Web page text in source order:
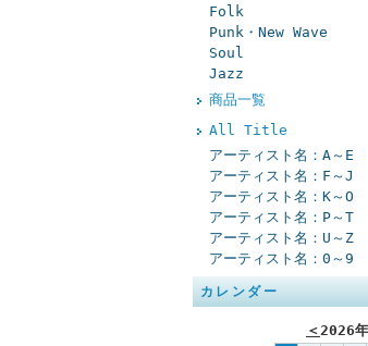
Folk
Punk・New Wave
Soul
Jazz
商品一覧
All Title
アーティスト名：A～E
アーティスト名：F～J
アーティスト名：K～O
アーティスト名：P～T
アーティスト名：U～Z
アーティスト名：0～9
カレンダー
＜2026